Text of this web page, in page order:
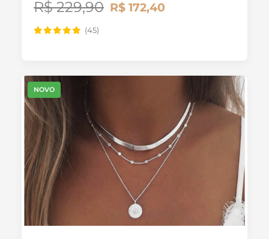
R$ 229,90 R$ 172,40
(45)
NOVO